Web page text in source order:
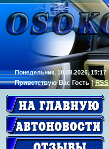
Понедельник, 10.08.2026, 15:17
Приветствую Вас Гость|RSS